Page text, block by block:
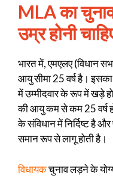
MLA का
उम्र होनी
भारत में, एमएलए (विधान
आयु सीमा 25 वर्ष है।
में उम्मीदवार के रूप में खड़े
की आयु कम से कम 25 वर्ष
के संविधान में निर्दिष्ट है
समान रूप से लागू होती है।
विधायकचुनाव लड़ने के